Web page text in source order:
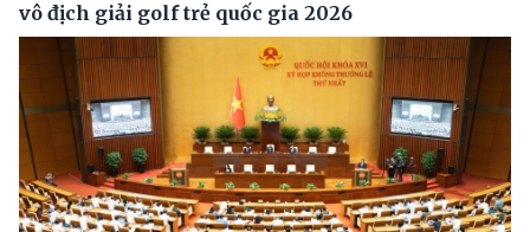
vô địch giải golf trẻ quốc gia 2026